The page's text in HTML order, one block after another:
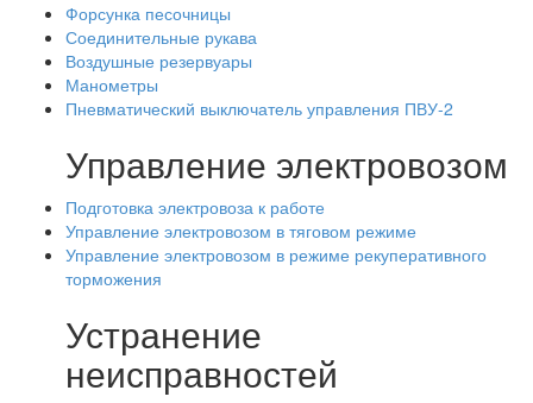
Форсунка песочницы
Соединительные рукава
Воздушные резервуары
Манометры
Пневматический выключатель управления ПВУ-2
Управление электровозом
Подготовка электровоза к работе
Управление электровозом в тяговом режиме
Управление электровозом в режиме рекуперативного
торможения
Устранение
неисправностей